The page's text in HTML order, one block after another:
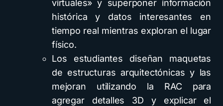
virtuales» y superponer información
histórica y datos interesantes en
tiempo real mientras exploran el lugar
físico.
Los estudiantes diseñan maquetas
de estructuras arquitectónicas y las
mejoran utilizando la RAC para
agregar detalles 3D y explicar el